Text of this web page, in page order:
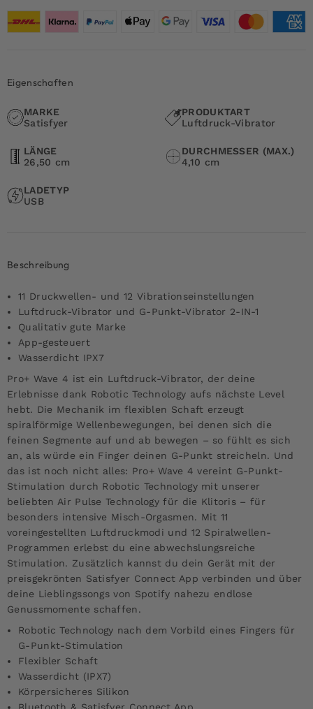
Eigenschaften
MARKE
Satisfyer
PRODUKTART
Luftdruck-Vibrator
LÄNGE
26,50 cm
DURCHMESSER (MAX.)
4,10 cm
LADETYP
USB
Beschreibung
11 Druckwellen- und 12 Vibrationseinstellungen
Luftdruck-Vibrator und G-Punkt-Vibrator 2-IN-1
Qualitativ gute Marke
App-gesteuert
Wasserdicht IPX7
Pro+ Wave 4 ist ein Luftdruck-Vibrator, der deine
Erlebnisse dank Robotic Technology aufs nächste Level
hebt. Die Mechanik im flexiblen Schaft erzeugt
spiralförmige Wellenbewegungen, bei denen sich die
feinen Segmente auf und ab bewegen – so fühlt es sich
an, als würde ein Finger deinen G-Punkt streicheln. Und
das ist noch nicht alles: Pro+ Wave 4 vereint G-Punkt-
Stimulation durch Robotic Technology mit unserer
beliebten Air Pulse Technology für die Klitoris – für
besonders intensive Misch-Orgasmen. Mit 11
voreingestellten Luftdruckmodi und 12 Spiralwellen-
Programmen erlebst du eine abwechslungsreiche
Stimulation. Zusätzlich kannst du dein Gerät mit der
preisgekrönten Satisfyer Connect App verbinden und über
deine Lieblingssongs von Spotify nahezu endlose
Genussmomente schaffen.
Robotic Technology nach dem Vorbild eines Fingers für
G-Punkt-Stimulation
Flexibler Schaft
Wasserdicht (IPX7)
Körpersicheres Silikon
Bluetooth & Satisfyer Connect App